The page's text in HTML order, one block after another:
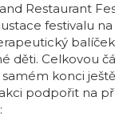
Restaurant
festivalu
balíček
děti. Celkovou
konci
podpořit na